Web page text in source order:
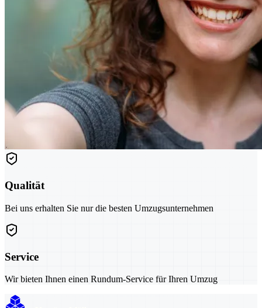
Qualität
Bei uns erhalten Sie nur die besten Umzugsunternehmen
Service
Wir bieten Ihnen einen Rundum-Service für Ihren Umzug